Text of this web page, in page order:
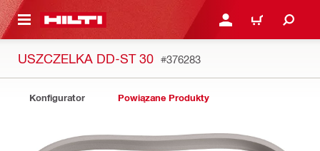
GŁÓWNEJ ZALOGUJ SIĘ LUB
KOSZYK
USZCZELKA DD-ST 30 #376283
Konfigurator Powiązane Produkty